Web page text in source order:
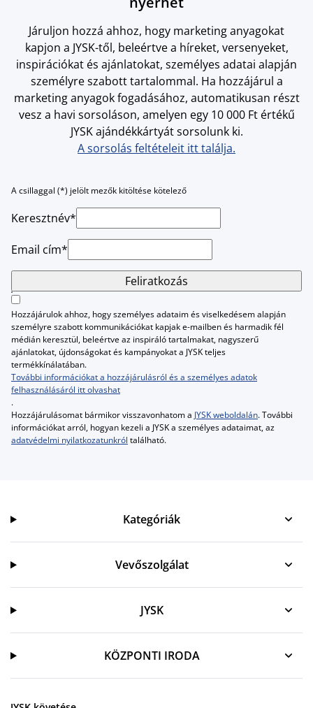
Járuljon hozzá ahhoz, hogy marketing anyagokat
kapjon a JYSK-től, beleértve a híreket, versenyeket,
inspirációkat és ajánlatokat, személyes adatai alapján
személyre szabott tartalommal. Ha hozzájárul a
marketing anyagok fogadásához, automatikusan részt
vesz a havi sorsoláson, amelyen egy 10 000 Ft értékű
JYSK ajándékkártyát sorsolunk ki.
A sorsolás feltételeit itt találja.
A csillaggal (*) jelölt mezők kitöltése kötelező
Keresztnév*
Email cím*
Feliratkozás
Hozzájárulok ahhoz, hogy személyes adataim és viselkedésem alapján
személyre szabott kommunikációkat kapjak e-mailben és harmadik fél
médián keresztül, beleértve az inspiráló tartalmakat, nagyszerű
ajánlatokat, újdonságokat és kampányokat a JYSK teljes
termékkínálatában.
További információkat a hozzájárulásról és a személyes adatok
felhasználásáról itt olvashat
.
Hozzájárulásomat bármikor visszavonhatom a JYSK weboldalán. További
információkat arról, hogyan kezeli a JYSK a személyes adataimat, az
adatvédelmi nyilatkozatunkról található.
Kategóriák
Vevőszolgálat
Vevőszolgálat
JYSK
JYSK
KÖZPONTI IRODA